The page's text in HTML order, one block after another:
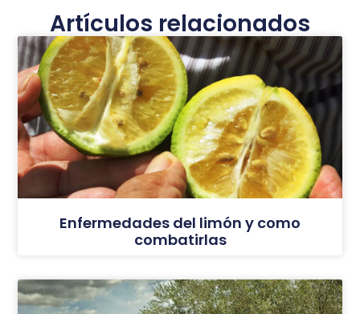
Artículos relacionados
Enfermedades del limón y como
combatirlas